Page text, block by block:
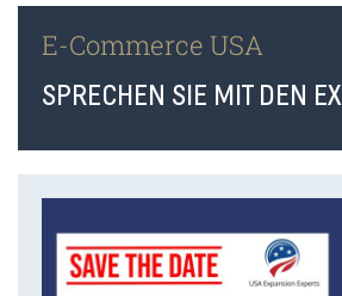
E-Commerce USA
SPRECHEN SIE MIT DEN